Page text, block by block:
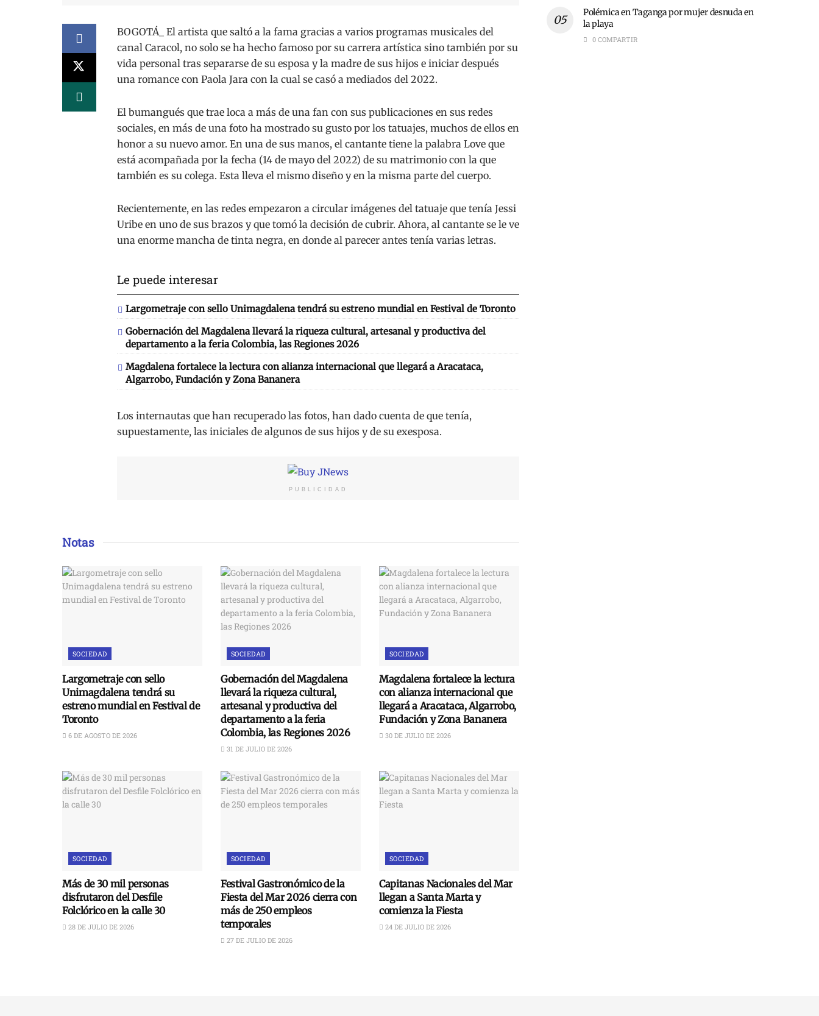
BOGOTÁ_ El artista que saltó a la fama gracias a varios programas musicales del
canal Caracol, no solo se ha hecho famoso por su carrera artística sino también por su
vida personal tras separarse de su esposa y la madre de sus hijos e iniciar después
una romance con Paola Jara con la cual se casó a mediados del 2022.
El bumangués que trae loca a más de una fan con sus publicaciones en sus redes
sociales, en más de una foto ha mostrado su gusto por los tatuajes, muchos de ellos en
honor a su nuevo amor. En una de sus manos, el cantante tiene la palabra Love que
está acompañada por la fecha (14 de mayo del 2022) de su matrimonio con la que
también es su colega. Esta lleva el mismo diseño y en la misma parte del cuerpo.
Recientemente, en las redes empezaron a circular imágenes del tatuaje que tenía Jessi
Uribe en uno de sus brazos y que tomó la decisión de cubrir. Ahora, al cantante se le ve
una enorme mancha de tinta negra, en donde al parecer antes tenía varias letras.
Le puede interesar
Largometraje con sello Unimagdalena tendrá su estreno mundial en Festival de Toronto
Gobernación del Magdalena llevará la riqueza cultural, artesanal y productiva del
departamento a la feria Colombia, las Regiones 2026
Magdalena fortalece la lectura con alianza internacional que llegará a Aracataca,
Algarrobo, Fundación y Zona Bananera
Los internautas que han recuperado las fotos, han dado cuenta de que tenía,
supuestamente, las iniciales de algunos de sus hijos y de su exesposa.
PUBLICIDAD
Notas
SOCIEDAD
Largometraje con sello
Unimagdalena tendrá su
estreno mundial en Festival de
Toronto
6 DE AGOSTO DE 2026
SOCIEDAD
Gobernación del Magdalena
llevará la riqueza cultural,
artesanal y productiva del
departamento a la feria
Colombia, las Regiones 2026
31 DE JULIO DE 2026
SOCIEDAD
Magdalena fortalece la lectura
con alianza internacional que
llegará a Aracataca, Algarrobo,
Fundación y Zona Bananera
30 DE JULIO DE 2026
SOCIEDAD
Más de 30 mil personas
disfrutaron del Desfile
Folclórico en la calle 30
28 DE JULIO DE 2026
SOCIEDAD
Festival Gastronómico de la
Fiesta del Mar 2026 cierra con
más de 250 empleos
temporales
27 DE JULIO DE 2026
SOCIEDAD
Capitanas Nacionales del Mar
llegan a Santa Marta y
comienza la Fiesta
24 DE JULIO DE 2026
Polémica en Taganga por mujer desnuda en
la playa
0 COMPARTIR